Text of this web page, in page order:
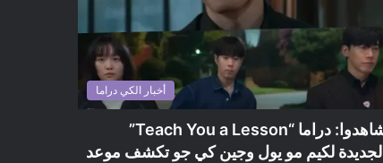
أخبار الكي دراما
شاهدوا: دراما “Teach You a Lesson”
الجديدة لكيم مو يول وجين كي جو تكشف موعد